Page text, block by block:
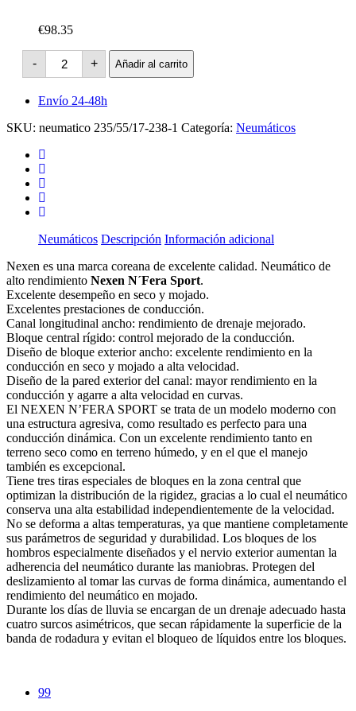
€98.35
-
NEXEN
´Fera
Sport
SUV
cantidad
+ Añadir al carrito
Envío 24-48h
SKU: neumatico 235/55/17-238-1 Categoría: Neumáticos
Neumáticos Descripción Información adicional
Nexen es una marca coreana de excelente calidad. Neumático de
alto rendimiento Nexen N´Fera Sport.
Excelente desempeño en seco y mojado.
Excelentes prestaciones de conducción.
Canal longitudinal ancho: rendimiento de drenaje mejorado.
Bloque central rígido: control mejorado de la conducción.
Diseño de bloque exterior ancho: excelente rendimiento en la
conducción en seco y mojado a alta velocidad.
Diseño de la pared exterior del canal: mayor rendimiento en la
conducción y agarre a alta velocidad en curvas.
El NEXEN N’FERA SPORT se trata de un modelo moderno con
una estructura agresiva, como resultado es perfecto para una
conducción dinámica. Con un excelente rendimiento tanto en
terreno seco como en terreno húmedo, y en el que el manejo
también es excepcional.
Tiene tres tiras especiales de bloques en la zona central que
optimizan la distribución de la rigidez, gracias a lo cual el neumático
conserva una alta estabilidad independientemente de la velocidad.
No se deforma a altas temperaturas, ya que mantiene completamente
sus parámetros de seguridad y durabilidad. Los bloques de los
hombros especialmente diseñados y el nervio exterior aumentan la
adherencia del neumático durante las maniobras. Protegen del
deslizamiento al tomar las curvas de forma dinámica, aumentando el
rendimiento del neumático en mojado.
Durante los días de lluvia se encargan de un drenaje adecuado hasta
cuatro surcos asimétricos, que secan rápidamente la superficie de la
banda de rodadura y evitan el bloqueo de líquidos entre los bloques.
99